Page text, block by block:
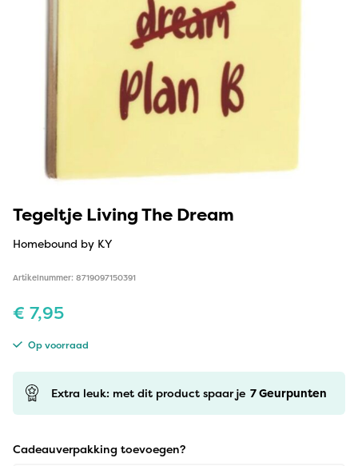
Tegeltje Living The Dream
Homebound by KY
Artikelnummer: 8719097150391
€ 7,95
Op voorraad
Extra leuk: met dit product spaar je 7Geurpunten
Cadeauverpakking toevoegen?